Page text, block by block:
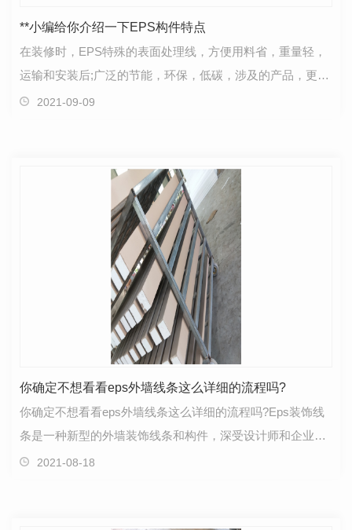
**小编给你介绍一下EPS构件特点
在装修时，EPS特殊的表面处理线，方便用料省，重量轻，
运输和安装后;广泛的节能，环保，低碳，涉及的产品，更节
能，更环保，成本也更高的修剪，在建筑业中用途越来…
2021-09-09
你确定不想看看eps外墙线条这么详细的流程吗?
你确定不想看看eps外墙线条这么详细的流程吗?Eps装饰线
条是一种新型的外墙装饰线条和构件，深受设计师和企业客
户的喜爱。陕西eps装饰线条既能体现出欧式古典典雅…
2021-08-18